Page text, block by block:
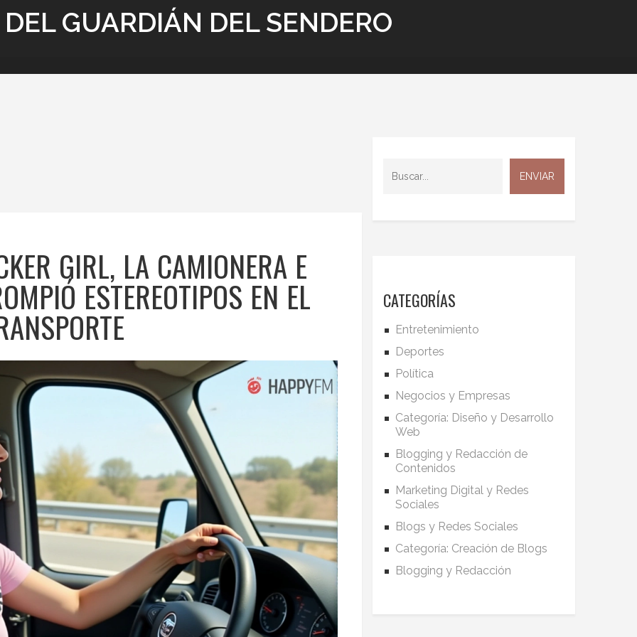
GUARDIÁN DEL SENDERO
GIRL, LA CAMIONERA E
ESTEREOTIPOS EN EL CATEGORÍAS
Entretenimiento
Deportes
Política
Negocios y Empresas
Categoría: Diseño y Desarrollo
Web
Blogging y Redacción de
Contenidos
Marketing Digital y Redes
Sociales
Blogs y Redes Sociales
Categoría: Creación de Blogs
Blogging y Redacción